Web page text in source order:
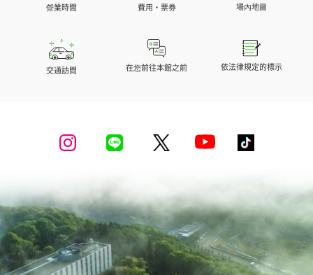
營業時間 費用・票券 場內地圖
交通訪問 在您前往本館之前 依法律規定的標示